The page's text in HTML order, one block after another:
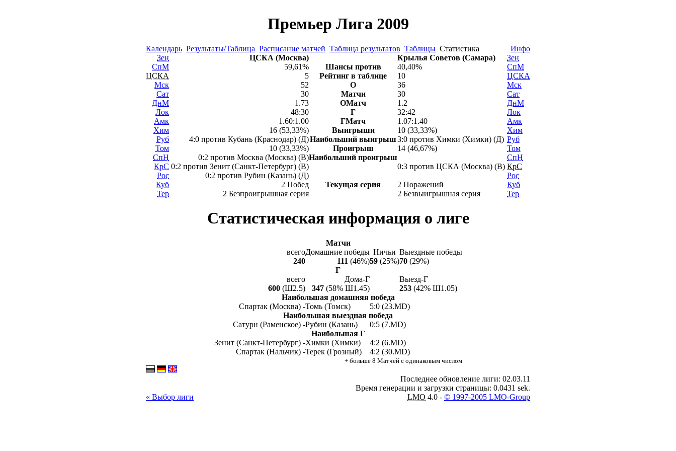
Премьер Лига 2009
Календарь Результаты/Таблица Расписание матчей Таблица результатов Таблицы Статистика
Инфо
Зен
СпМ
ЦСКА
Мск
Сат
ДнМ
Лок
Амк
Хим
Руб
Том
СпН
КрС
Рос
Куб
Тер
ЦСКА (Москва)
Крылья Советов (Самара)
59,61%
Шансы против
40,40%
5
Рейтинг в таблице
10
52
О
36
30
Матчи
30
1.73
ОМатч
1.2
48:30
Г
32:42
1.60:1.00
ГМатч
1.07:1.40
16 (53,33%)
Выигрыши
10 (33,33%)
4:0 против Кубань (Краснодар) (Д)Наибольший выигрыш3:0 против Химки (Химки) (Д)
10 (33,33%)
Проигрыш
14 (46,67%)
0:2 против Москва (Москва) (В)
0:2 против Зенит (Санкт-Петербург) (В)
0:2 против Рубин (Казань) (Д)
Наибольший проигрыш
0:3 против ЦСКА (Москва) (В)
2 Побед
2 Безпроигрышная серия
Текущая серия
2 Поражений
2 Безвыигрышная серия
Зен
СпМ
ЦСКА
Мск
Сат
ДнМ
Лок
Амк
Хим
Руб
Том
СпН
КрС
Рос
Куб
Тер
Статистическая информация о лиге
Матчи
всегоДомашние победы Ничьи Выездные победы
240
111 (46%)59(25%)70(29%)
Г
всего
Дома-Г
Выезд-Г
600(Ш2.5) 347(58% Ш1.45) 253(42% Ш1.05)
Наибольшая домашняя победа
Спартак (Москва) -Томь (Томск)
5:0 (23.MD)
Наибольшая выездная победа
Сатурн (Раменское) -Рубин (Казань)
0:5 (7.MD)
Наибольшая Г
Зенит (Санкт-Петербург) -Химки (Химки)
4:2 (6.MD)
Спартак (Нальчик) -Терек (Грозный) 4:2 (30.MD)
+ больше 8 Матчей с одинаковым числом
« Выбор лиги
Последнее обновление лиги: 02.03.11
Время генерации и загрузки страницы: 0.0431 sek.
LMO 4.0 - © 1997-2005 LMO-Group